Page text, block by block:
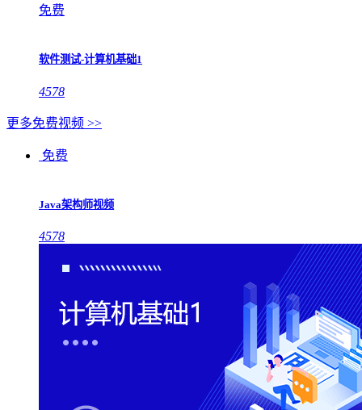
免费
软件测试-计算机基础1
4578
更多免费视频 >>
免费
Java架构师视频
4578